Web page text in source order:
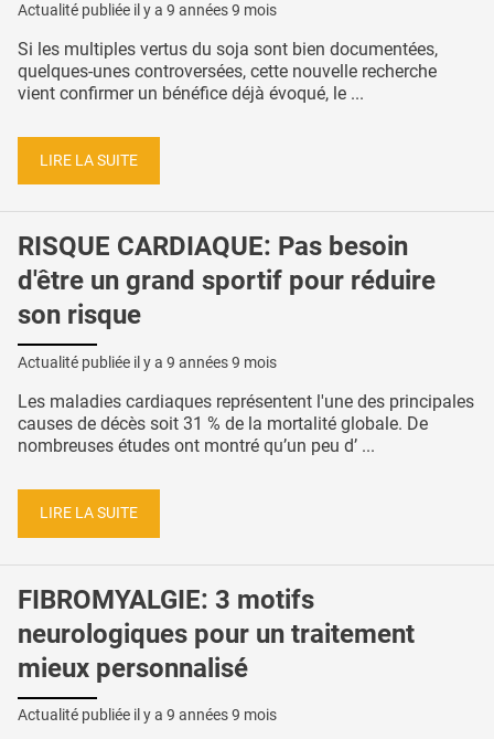
Actualité publiée il y a 9 années 9 mois
Si les multiples vertus du soja sont bien documentées,
quelques-unes controversées, cette nouvelle recherche
vient confirmer un bénéfice déjà évoqué, le ...
LIRE LA SUITE
RISQUE CARDIAQUE: Pas besoin
d'être un grand sportif pour réduire
son risque
Actualité publiée il y a 9 années 9 mois
Les maladies cardiaques représentent l'une des principales
causes de décès soit 31 % de la mortalité globale. De
nombreuses études ont montré qu’un peu d’ ...
LIRE LA SUITE
FIBROMYALGIE: 3 motifs
neurologiques pour un traitement
mieux personnalisé
Actualité publiée il y a 9 années 9 mois